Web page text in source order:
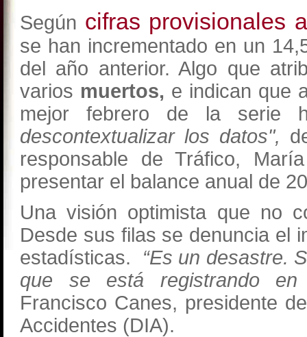
Según cifras provisionales
se han incrementado en un
del año anterior. Algo que
varios muertos, e indican que
mejor febrero de la serie
descontextualizar los datos",
responsable de Tráfico,
presentar el balance anual de
Una visión optimista que no
Desde sus filas se denuncia el
estadísticas.
“Es un desastre.
que se está registrando
Francisco Canes, presidente
Accidentes (DIA).